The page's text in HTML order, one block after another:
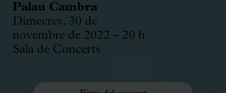
Palau Cambra
Dimecres, 30 de
novembre de 2022 – 20 h
Sala de Concerts